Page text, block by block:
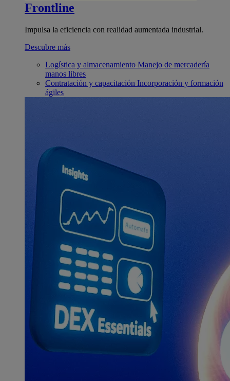
Frontline
Impulsa la eficiencia con realidad aumentada industrial.
Descubre más
Logística y almacenamiento Manejo de mercadería
manos libres
Contratación y capacitación Incorporación y formación
ágiles